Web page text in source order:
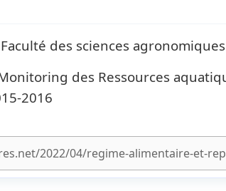
des sciences agronomiques
des Ressources
2016